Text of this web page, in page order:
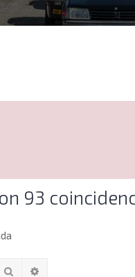
93
Buscar